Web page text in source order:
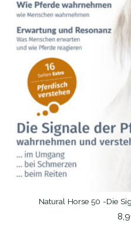
IN DEN
Natural Horse 50 -Die